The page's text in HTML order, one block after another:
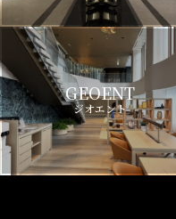
GEOENT
ジオエント